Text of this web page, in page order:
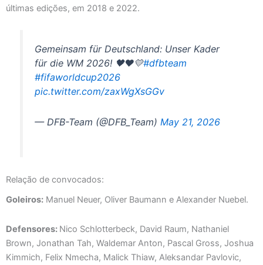
últimas edições, em 2018 e 2022.
Gemeinsam für Deutschland: Unser Kader
für die WM 2026! 🖤❤️💛#dfbteam
#fifaworldcup2026
pic.twitter.com/zaxWgXsGGv
— DFB-Team (@DFB_Team)May 21, 2026
Relação de convocados:
Goleiros: Manuel Neuer, Oliver Baumann e Alexander Nuebel.
Defensores: Nico Schlotterbeck, David Raum, Nathaniel
Brown, Jonathan Tah, Waldemar Anton, Pascal Gross, Joshua
Kimmich, Felix Nmecha, Malick Thiaw, Aleksandar Pavlovic,